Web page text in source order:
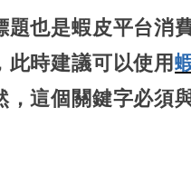
題也是蝦皮平台消
此時建議可以使用
，這個關鍵字必須